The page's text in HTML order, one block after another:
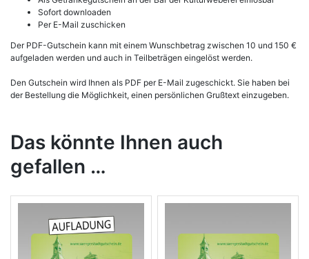
Sofort downloaden
Per E-Mail zuschicken
Der PDF-Gutschein kann mit einem Wunschbetrag zwischen 10 und 150 €
aufgeladen werden und auch in Teilbeträgen eingelöst werden.
Den Gutschein wird Ihnen als PDF per E-Mail zugeschickt. Sie haben bei
der Bestellung die Möglichkeit, einen persönlichen Grußtext einzugeben.
Das könnte Ihnen auch
gefallen …